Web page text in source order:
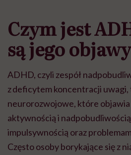
Czym jest
są jego
ADHD, czyli zespół
z deficytem koncentracji uwagi,
neurorozwojowe, które objawia
aktywnością i
impulsywnością oraz
Często osoby borykające się z